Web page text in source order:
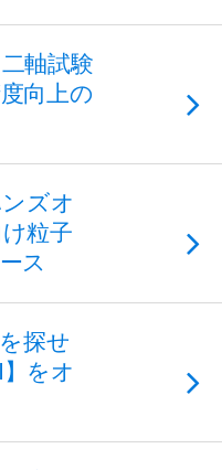
軸試験
向上の
ズオ
粒子
ス
探せ
をオ